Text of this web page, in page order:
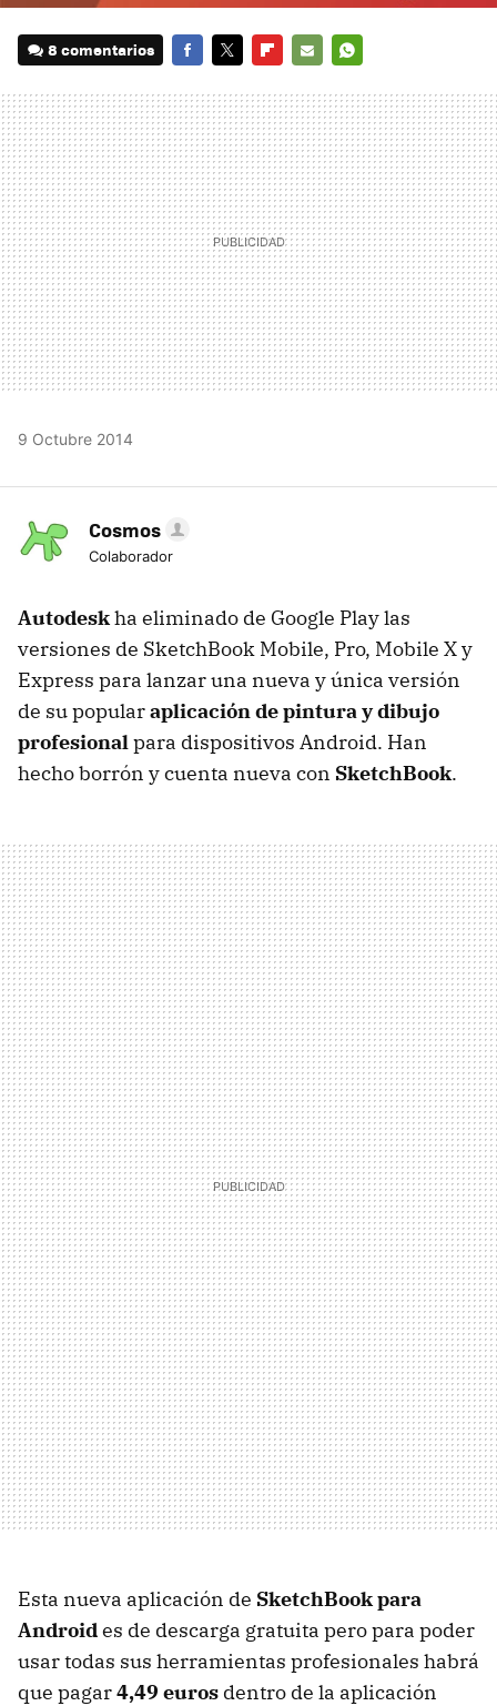
8 comentarios
MAIL
9 Octubre 2014
Cosmos
Colaborador
Autodeskha eliminado de Google Play las
versiones de SketchBook Mobile, Pro, Mobile X y
Express para lanzar una nueva y única versión
de su popularaplicación de pintura y dibujo
profesionalpara dispositivos Android. Han
hecho borrón y cuenta nueva con SketchBook.
Esta nueva aplicación de SketchBook para
Androides de descarga gratuita pero para poder
usar todas sus herramientas profesionales habrá
que pagar4,49 euros dentro de la aplicación